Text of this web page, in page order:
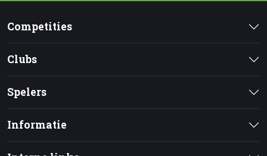
Competities
Clubs
Spelers
Informatie